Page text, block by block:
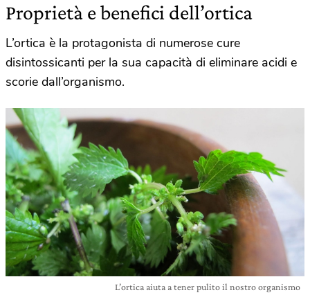
Proprietà e benefici dell’ortica
L’ortica è la protagonista di numerose cure
disintossicanti per la sua capacità di eliminare acidi e
scorie dall’organismo.
L’ortica aiuta a tener pulito il nostro organismo